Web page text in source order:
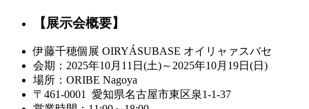
【展示会概要】
伊藤千穂個展 OIRYÁSUBASE オイリャァスバセ
会期：2025年10月11日(土)～2025年10月19日(日)
場所：ORIBE Nagoya
〒461-0001 愛知県名古屋市東区泉1-1-37